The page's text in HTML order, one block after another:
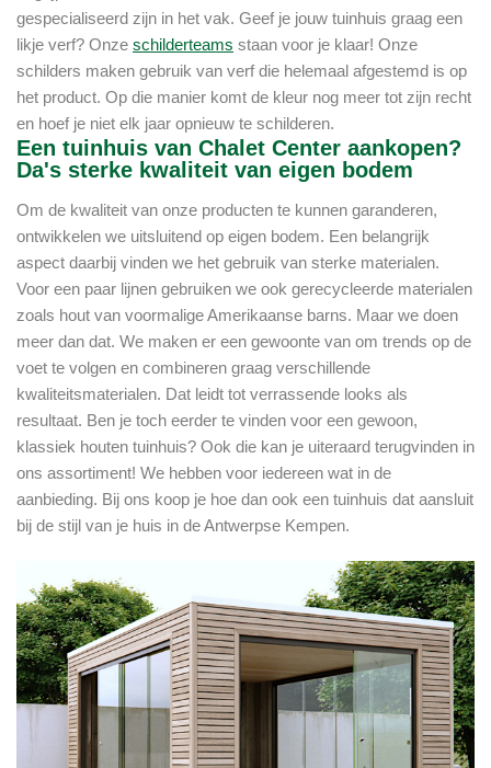
gespecialiseerd zijn in het vak. Geef je jouw tuinhuis graag een
likje verf? Onze schilderteams staan voor je klaar! Onze
schilders maken gebruik van verf die helemaal afgestemd is op
het product. Op die manier komt de kleur nog meer tot zijn recht
en hoef je niet elk jaar opnieuw te schilderen.
Een tuinhuis van Chalet Center aankopen?
Da's sterke kwaliteit van eigen bodem
Om de kwaliteit van onze producten te kunnen garanderen,
ontwikkelen we uitsluitend op eigen bodem. Een belangrijk
aspect daarbij vinden we het gebruik van sterke materialen.
Voor een paar lijnen gebruiken we ook gerecycleerde materialen
zoals hout van voormalige Amerikaanse barns. Maar we doen
meer dan dat. We maken er een gewoonte van om trends op de
voet te volgen en combineren graag verschillende
kwaliteitsmaterialen. Dat leidt tot verrassende looks als
resultaat. Ben je toch eerder te vinden voor een gewoon,
klassiek houten tuinhuis? Ook die kan je uiteraard terugvinden in
ons assortiment! We hebben voor iedereen wat in de
aanbieding. Bij ons koop je hoe dan ook een tuinhuis dat aansluit
bij de stijl van je huis in de Antwerpse Kempen.